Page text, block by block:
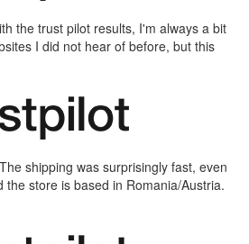
the trust pilot results, I'm always a bit
I did not hear of before, but this
shipping was surprisingly fast, even
the store is based in Romania/Austria.